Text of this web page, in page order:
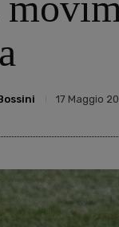
17 Maggio